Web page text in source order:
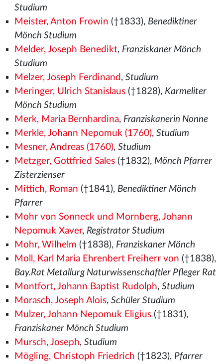
Studium
Meister, Anton Frowin (†1833), Benediktiner
Mönch Studium
Melder, Joseph Benedikt, Franziskaner Mönch
Studium
Melzer, Joseph Ferdinand , Studium
Meringer, Ulrich Stanislaus(†1828), Karmeliter
Mönch Studium
Merk, Maria Bernhardina, Franziskanerin Nonne
Merkle, Johann Nepomuk (1760), Studium
Mesner, Andreas (1760), Studium
Metzger, Gottfried Sales(†1832), Mönch Pfarrer
Zisterzienser
Mittich, Roman (†1841), Benediktiner Mönch
Pfarrer
Mohr von Sonneck und Mornberg, Johann
Nepomuk Xaver, Registrator Studium
Mohr, Wilhelm (†1838), Franziskaner Mönch
Moll, Karl Maria Ehrenbert Freiherr von (†1838),
Bay.Rat Metallurg Naturwissenschaftler Pfleger Rat
Montfort, Johann Baptist Rudolph, Studium
Morasch, Joseph Alois, Schüler Studium
Mulzer, Johann Nepomuk Eligius(†1831),
Franziskaner Mönch Studium
Mursch, Joseph, Studium
Mögling, Christoph Friedrich (†1823), Pfarrer